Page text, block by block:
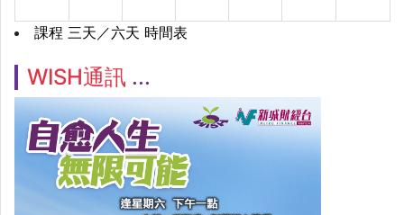
課程 三天／六天 時間表
WISH通訊